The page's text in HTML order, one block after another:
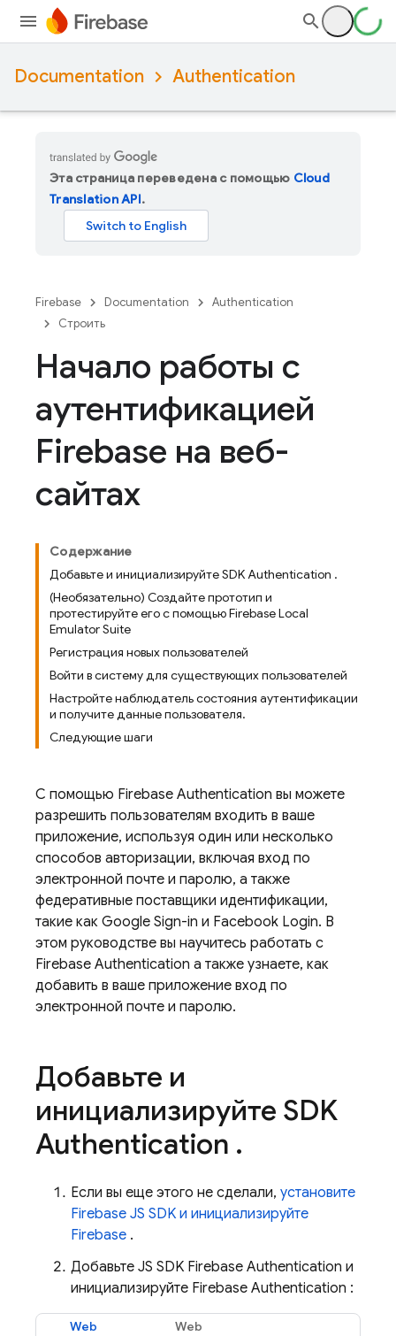
Documentation Authentication
Эта страница переведена с помощью Cloud
Translation API.
Firebase Documentation
Authentication
Строить
Начало работы с
аутентификацией
Firebase на веб-
сайтах
Содержание
Добавьте и инициализируйте SDK Authentication .
(Необязательно) Создайте прототип и
протестируйте его с помощью Firebase Local
Emulator Suite
Регистрация новых пользователей
Войти в систему для существующих пользователей
Настройте наблюдатель состояния аутентификации
и получите данные пользователя.
Следующие шаги
С помощью Firebase Authentication вы можете
разрешить пользователям входить в ваше
приложение, используя один или несколько
способов авторизации, включая вход по
электронной почте и паролю, а также
федеративные поставщики идентификации,
такие как Google Sign-in и Facebook Login. В
этом руководстве вы научитесь работать с
Firebase Authentication а также узнаете, как
добавить в ваше приложение вход по
электронной почте и паролю.
Добавьте и
инициализируйте SDK
Authentication .
Если вы еще этого не сделали, установите
Firebase JS SDK и инициализируйте
Firebase .
Добавьте JS SDK Firebase Authentication и
инициализируйте Firebase Authentication :
Web Web